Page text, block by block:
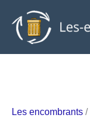
contenu
Les encombrants /